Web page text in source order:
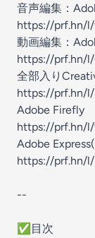
音声編集：
https://prf.hn/
動画編集：
https://prf.hn/
全部入り
https://prf.hn/
Adobe Firefly
https://prf.hn/
Adobe
https://prf.hn/
--
✅️目次